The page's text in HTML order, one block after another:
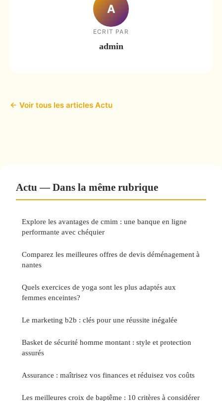
A
ECRIT PAR
admin
← Voir tous les articles Actu
Actu — Dans la même rubrique
Explore les avantages de cmim : une banque en ligne
performante avec chéquier
Comparez les meilleures offres de devis déménagement à
nantes
Quels exercices de yoga sont les plus adaptés aux
femmes enceintes?
Le marketing b2b : clés pour une réussite inégalée
Basket de sécurité homme montant : style et protection
assurés
Assurance : maîtrisez vos finances et réduisez vos coûts
Les meilleures croix de baptême : 10 critères à considérer